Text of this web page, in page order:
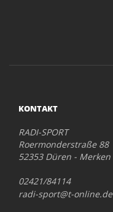
KONTAKT
RADI-SPORT
Roermonderstraße 88
52353 Düren - Merken
02421/84114
radi-sport@t-online.de